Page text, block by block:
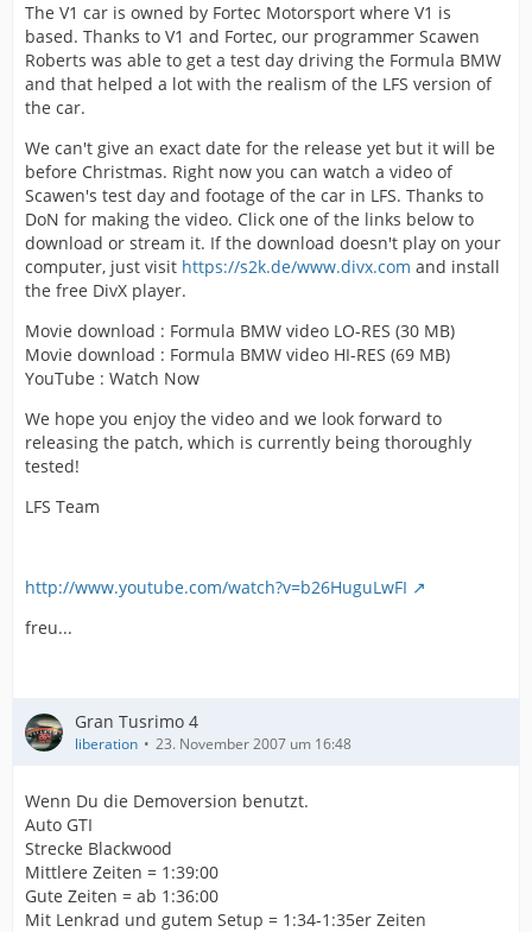
The V1 car is owned by Fortec Motorsport where V1 is
based. Thanks to V1 and Fortec, our programmer Scawen
Roberts was able to get a test day driving the Formula BMW
and that helped a lot with the realism of the LFS version of
the car.
We can't give an exact date for the release yet but it will be
before Christmas. Right now you can watch a video of
Scawen's test day and footage of the car in LFS. Thanks to
DoN for making the video. Click one of the links below to
download or stream it. If the download doesn't play on your
computer, just visit https://s2k.de/www.divx.com and install
the free DivX player.
Movie download : Formula BMW video LO-RES (30 MB)
Movie download : Formula BMW video HI-RES (69 MB)
YouTube : Watch Now
We hope you enjoy the video and we look forward to
releasing the patch, which is currently being thoroughly
tested!
LFS Team
http://www.youtube.com/watch?v=b26HuguLwFI
freu...
Gran Tusrimo 4
liberation 23. November 2007 um 16:48
Wenn Du die Demoversion benutzt.
Auto GTI
Strecke Blackwood
Mittlere Zeiten = 1:39:00
Gute Zeiten = ab 1:36:00
Mit Lenkrad und gutem Setup = 1:34-1:35er Zeiten